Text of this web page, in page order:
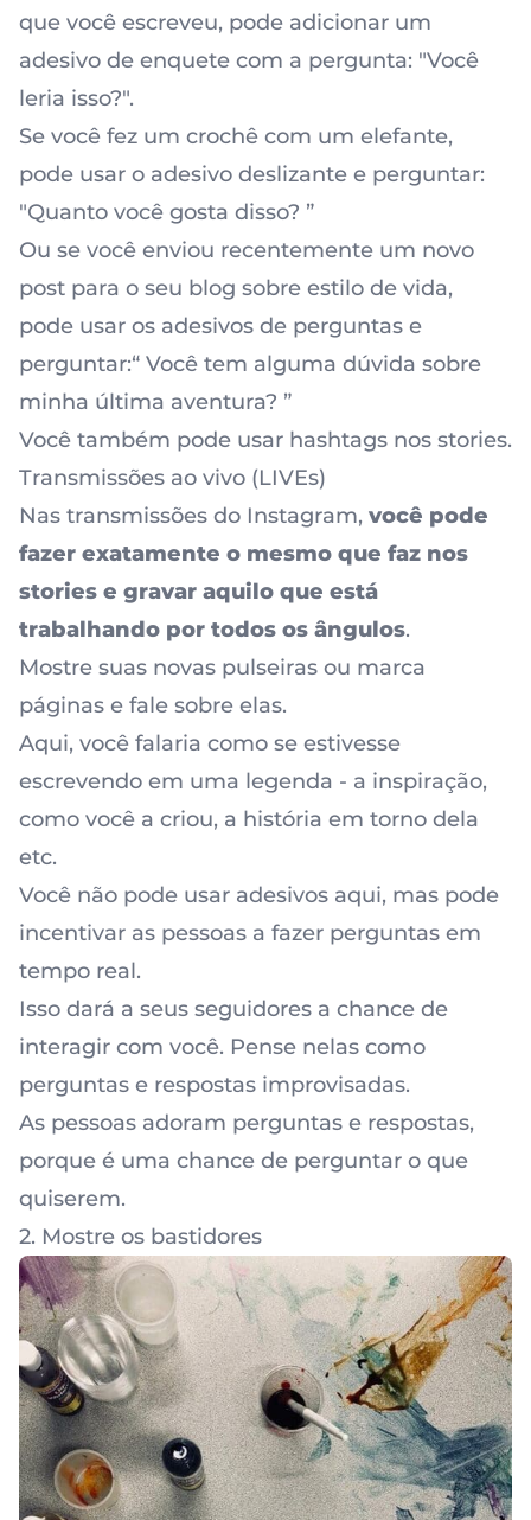
que você escreveu, pode adicionar um
adesivo de enquete com a pergunta: "Você
leria isso?".
Se você fez um crochê com um elefante,
pode usar o adesivo deslizante e perguntar:
"Quanto você gosta disso? ”
Ou se você enviou recentemente um novo
post para o seu blog sobre estilo de vida,
pode usar os adesivos de perguntas e
perguntar:“ Você tem alguma dúvida sobre
minha última aventura? ”
Você também pode usar hashtags nos stories.
Transmissões ao vivo (LIVEs)
Nas transmissões do Instagram, você pode
fazer exatamente o mesmo que faz nos
stories e gravar aquilo que está
trabalhando por todos os ângulos.
Mostre suas novas pulseiras ou marca
páginas e fale sobre elas.
Aqui, você falaria como se estivesse
escrevendo em uma legenda - a inspiração,
como você a criou, a história em torno dela
etc.
Você não pode usar adesivos aqui, mas pode
incentivar as pessoas a fazer perguntas em
tempo real.
Isso dará a seus seguidores a chance de
interagir com você. Pense nelas como
perguntas e respostas improvisadas.
As pessoas adoram perguntas e respostas,
porque é uma chance de perguntar o que
quiserem.
2. Mostre os bastidores